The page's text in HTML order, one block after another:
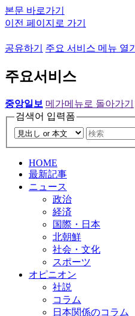
본문 바로가기
이전 페이지로 가기
공유하기 주요 서비스 메뉴 열기
주요서비스
중앙일보 메가메뉴로 돌아가기
검색어 입력폼
HOME
最新記事
ニュース
政治
経済
国際・日本
北朝鮮
社会・文化
スポーツ
オピニオン
社説
コラム
日本関係のコラム